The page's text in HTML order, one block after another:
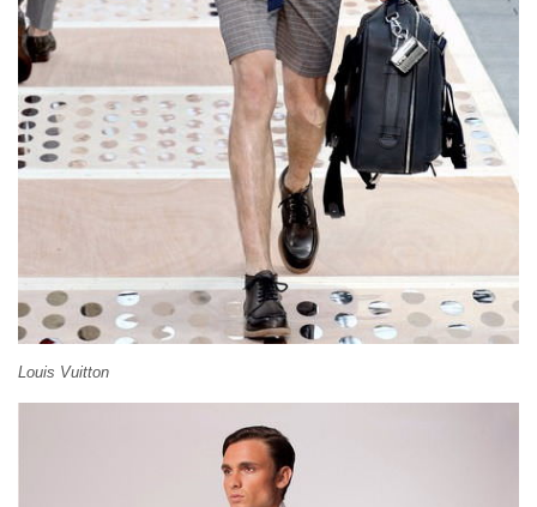
Louis Vuitton